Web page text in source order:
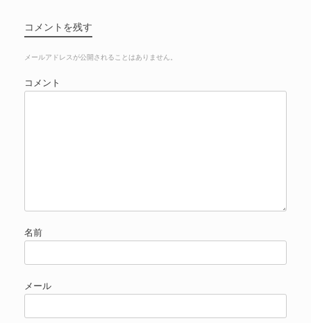
コメントを残す
メールアドレスが公開されることはありません。
コメント
名前
メール